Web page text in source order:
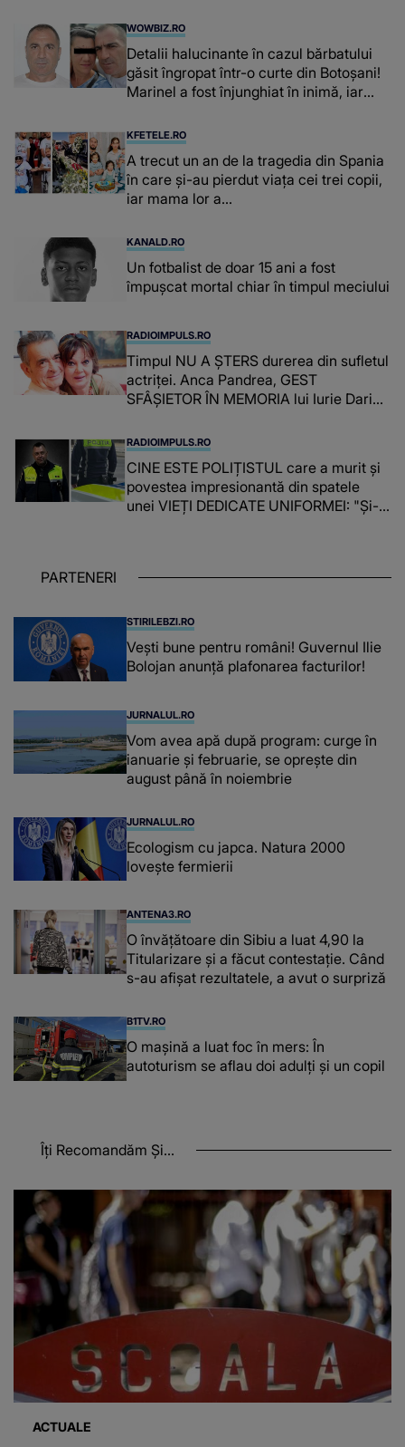
WOWBIZ.RO
Detalii halucinante în cazul bărbatului
găsit îngropat într-o curte din Botoșani!
Marinel a fost înjunghiat în inimă, iar
suspecți
KFETELE.RO
A trecut un an de la tragedia din Spania
în care și-au pierdut viața cei trei copii,
iar mama lor a…
KANALD.RO
Un fotbalist de doar 15 ani a fost
împușcat mortal chiar în timpul meciului
RADIOIMPULS.RO
Timpul NU A ȘTERS durerea din sufletul
actriței. Anca Pandrea, GEST
SFÂȘIETOR ÎN MEMORIA lui Iurie Darie:
timpul parcă..."
RADIOIMPULS.RO
CINE ESTE POLIȚISTUL care a murit și
povestea impresionantă din spatele
unei VIEȚI DEDICATE UNIFORMEI: "Și-a
PARTENERI
STIRILEBZI.RO
Vești bune pentru români! Guvernul Ilie
Bolojan anunță plafonarea facturilor!
JURNALUL.RO
Vom avea apă după program: curge în
ianuarie și februarie, se oprește din
august până în noiembrie
JURNALUL.RO
Ecologism cu japca. Natura 2000
lovește fermierii
ANTENA3.RO
O învățătoare din Sibiu a luat 4,90 la
Titularizare și a făcut contestație. Când
s-au afișat rezultatele, a avut o surpriză
B1TV.RO
O maşină a luat foc în mers: În
autoturism se aflau doi adulți și un copil
Îți Recomandăm Și...
ACTUALE